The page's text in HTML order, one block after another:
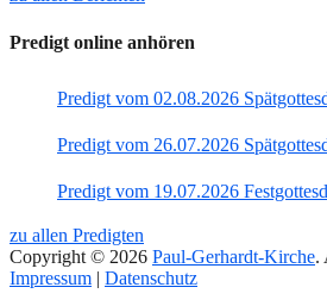
Predigt online anhören
Predigt vom 02.08.2026
Predigt vom 26.07.2026
Predigt vom 19.07.2026
zu allen Predigten
Copyright © 2026 Paul-Gerhardt-Kirche.
Impressum | Datenschutz